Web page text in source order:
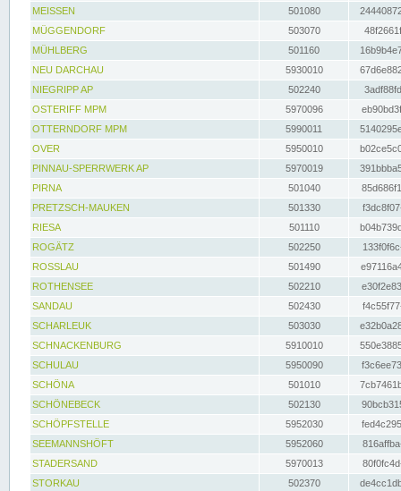
MEISSEN
501080
MÜGGENDORF
503070
MÜHLBERG
501160
NEU DARCHAU
5930010
NIEGRIPP AP
502240
OSTERIFF MPM
5970096
OTTERNDORF MPM
5990011
OVER
5950010
PINNAU-SPERRWERK AP
5970019
PIRNA
501040
PRETZSCH-MAUKEN
501330
RIESA
501110
ROGÄTZ
502250
ROSSLAU
501490
ROTHENSEE
502210
SANDAU
502430
SCHARLEUK
503030
SCHNACKENBURG
5910010
SCHULAU
5950090
SCHÖNA
501010
SCHÖNEBECK
502130
SCHÖPFSTELLE
5952030
SEEMANNSHÖFT
5952060
STADERSAND
5970013
STORKAU
502370